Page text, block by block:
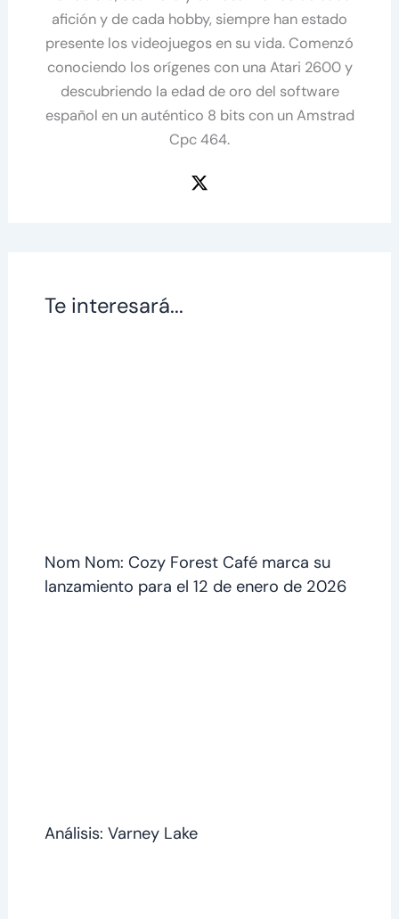
afición y de cada hobby, siempre han estado
presente los videojuegos en su vida. Comenzó
conociendo los orígenes con una Atari 2600 y
descubriendo la edad de oro del software
español en un auténtico 8 bits con un Amstrad
Cpc 464.
Te interesará...
Nom Nom: Cozy Forest Café marca su
lanzamiento para el 12 de enero de 2026
Análisis: Varney Lake